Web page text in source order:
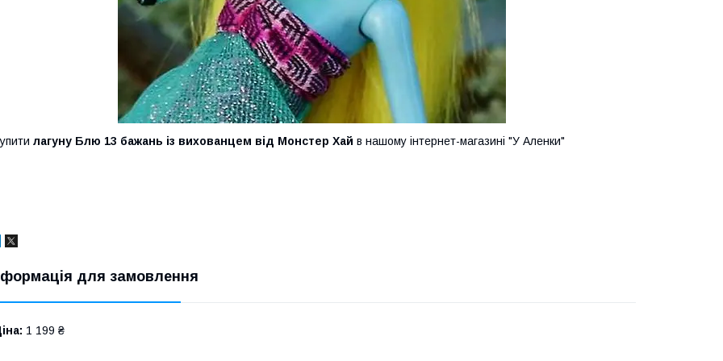
лагуну Блю 13 бажань із вихованцем від Монстер Хай в нашому інтернет-магазині "У Аленки"
для замовлення
1 199 ₴